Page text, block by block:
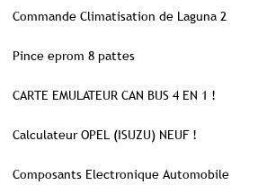
Commande Climatisation de Laguna 2
Pince eprom 8 pattes
CARTE EMULATEUR CAN BUS 4 EN 1 !
Calculateur OPEL (ISUZU) NEUF !
Composants Electronique Automobile